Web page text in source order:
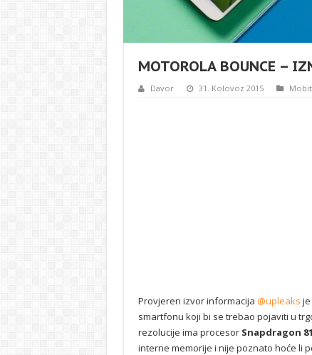
MOTOROLA BOUNCE –
Davor 31. Kolovoz 2015
Provjeren izvor informacija @upleaks
smartfonu koji bi se trebao pojaviti u
rezolucije ima procesor Snapdragon
interne memorije i nije poznato hoće li